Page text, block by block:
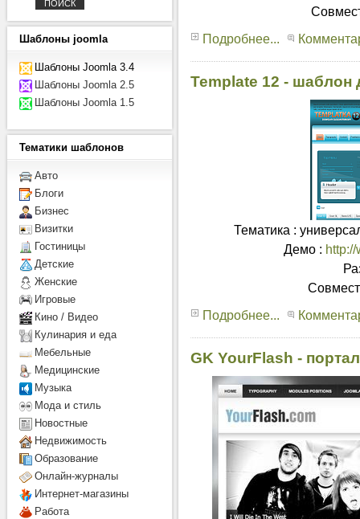
Подробнее...
Template 12 - шаблон
Тематика :
Демо :
Подробнее...
GK YourFlash -
Шаблоны joomla
Шаблоны Joomla 3.4
Шаблоны Joomla 2.5
Шаблоны Joomla 1.5
Тематики шаблонов
Авто
Блоги
Бизнес
Визитки
Гостиницы
Детcкие
Женские
Игровые
Кино / Видео
Кулинария и еда
Мебельные
Медицинские
Музыка
Мода и стиль
Новостные
Недвижимость
Образование
Онлайн-журналы
Интернет-магазины
Работа